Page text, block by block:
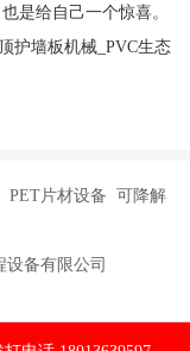
是给自己一个惊喜。
护墙板机械_PVC生态
PET片材设备 可降解
备有限公司